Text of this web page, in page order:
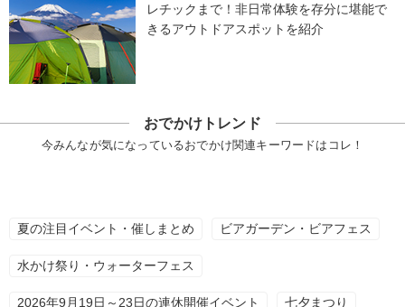
レチックまで！非日常体験を存分に堪能で
きるアウトドアスポットを紹介
おでかけトレンド
今みんなが気になっているおでかけ関連キーワードはコレ！
夏の注目イベント・催しまとめ ビアガーデン・ビアフェス
水かけ祭り・ウォーターフェス
2026年9月19日～23日の連休開催イベント 七夕まつり